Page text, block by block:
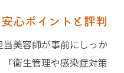
問美容の安心感とは
東京のポイントまと
心ポイントと評判
美容師が事前にしっか
衛生管理や感染症対策